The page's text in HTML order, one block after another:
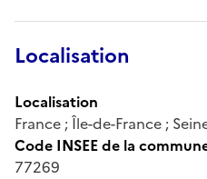
Localisation
Localisation
France ; Île-de-France ;
Code INSEE de la
77269